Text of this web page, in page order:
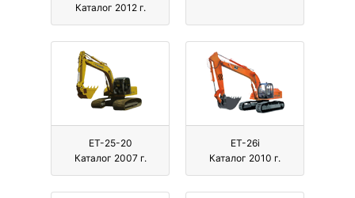
Каталог 2012 г.
ЕТ-25-20
Каталог 2007 г.
ЕТ-26i
Каталог 2010 г.